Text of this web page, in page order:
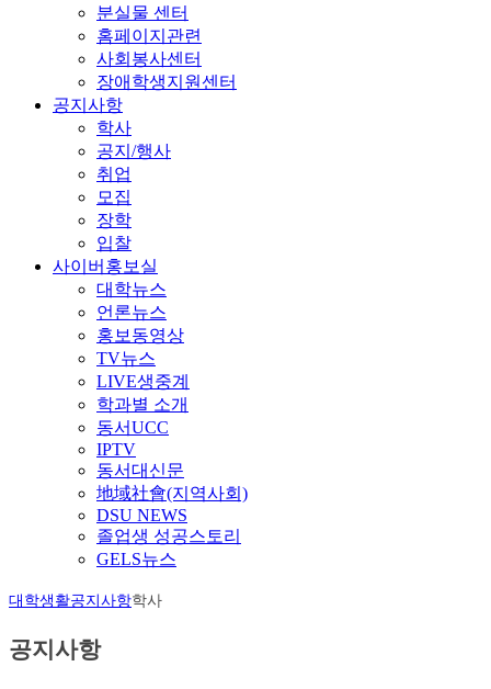
분실물 센터
홈페이지관련
사회봉사센터
장애학생지원센터
공지사항
학사
공지/행사
취업
모집
장학
입찰
사이버홍보실
대학뉴스
언론뉴스
홍보동영상
TV뉴스
LIVE생중계
학과별 소개
동서UCC
IPTV
동서대신문
地域社會(지역사회)
DSU NEWS
졸업생 성공스토리
GELS뉴스
대학생활공지사항학사
공지사항